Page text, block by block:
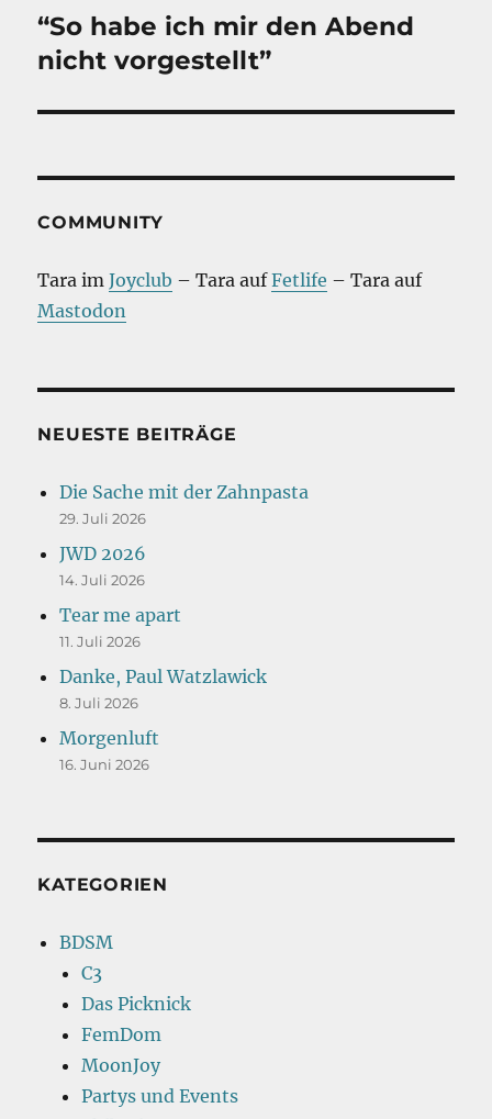
Nächster
Beitrag:
“So habe ich mir den Abend
nicht vorgestellt”
COMMUNITY
Tara imJoyclub – Tara aufFetlife – Tara auf
Mastodon
NEUESTE BEITRÄGE
Die Sache mit der Zahnpasta
29. Juli 2026
JWD 2026
14. Juli 2026
Tear me apart
11. Juli 2026
Danke, Paul Watzlawick
8. Juli 2026
Morgenluft
16. Juni 2026
KATEGORIEN
BDSM
C3
Das Picknick
FemDom
MoonJoy
Partys und Events